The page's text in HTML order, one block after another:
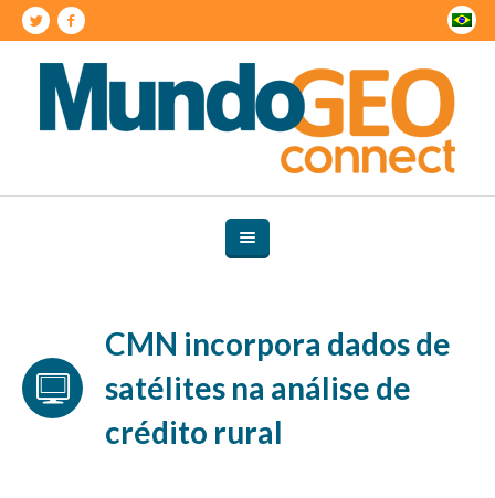
CMN incorpora dados de
satélites na análise de
crédito rural